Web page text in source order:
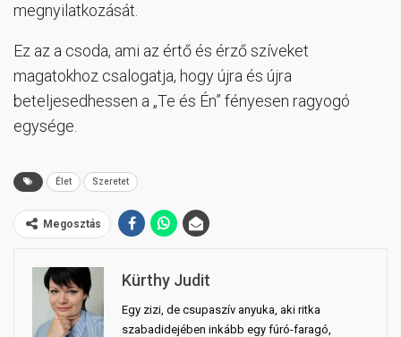
megnyilatkozását.
Ez az a csoda, ami az értő és érző szíveket
magatokhoz csalogatja, hogy újra és újra
beteljesedhessen a „Te és Én” fényesen ragyogó
egysége.
Élet Szeretet
Megosztás
Kürthy Judit
Egy zizi, de csupaszív anyuka, aki ritka
szabadidejében inkább egy fúró-faragó,